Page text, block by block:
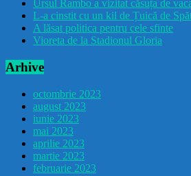
Ursul Rambo a vizitat căsuța de
L-a cinstit cu un kil de Țuică de
A lăsat politica pentru cele sfinte
Vioreta de la Stadionul Gloria
Arhive
octombrie 2023
august 2023
iunie 2023
mai 2023
aprilie 2023
martie 2023
februarie 2023